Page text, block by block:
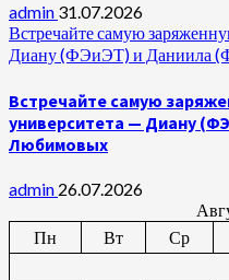
admin 31.07.2026
Встречайте самую
Диану (ФЭиЭТ) и
Встречайте самую
университета — Диану
Любимовых
admin 26.07.2026
Пн
Вт Ср